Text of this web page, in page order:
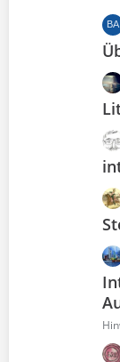
r
ä
g
e
z
t
e
e
i
t
r
ä
g
e
L
e
t
z
t
e
e
i
t
r
ä
g
e
L
e
t
z
t
e
e
i
t
r
ä
g
e
L
e
t
z
t
e
e
i
t
r
ä
g
L
e
t
z
t
e
B
e
i
t
L
e
z
t
B
L